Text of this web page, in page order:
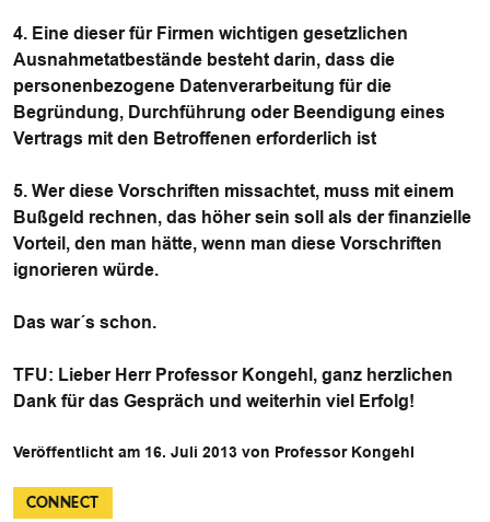
4. Eine dieser für Firmen wichtigen gesetzlichen
Ausnahmetatbestände besteht darin, dass die
personenbezogene Datenverarbeitung für die
Begründung, Durchführung oder Beendigung eines
Vertrags mit den Betroffenen erforderlich ist
5. Wer diese Vorschriften missachtet, muss mit einem
Bußgeld rechnen, das höher sein soll als der finanzielle
Vorteil, den man hätte, wenn man diese Vorschriften
ignorieren würde.
Das war´s schon.
TFU: Lieber Herr Professor Kongehl, ganz herzlichen
Dank für das Gespräch und weiterhin viel Erfolg!
Veröffentlicht am 16. Juli 2013 von Professor Kongehl
CONNECT